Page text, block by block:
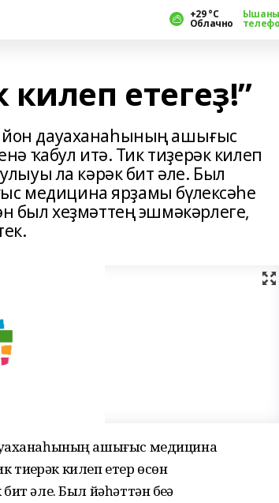
+29 °С
Облачно
етегеҙ!”
дауаханаһының ашығыс
ҡабул итә. Тик тиҙерәк килеп
ла кәрәк бит әле. Был
медицина ярҙамы бүлексәһе
был хеҙмәттең эшмәкәрлеге,
ашығыс медицина
тиҙерәк килеп етер өсөн
әле. Был йәһәттән беҙҙә